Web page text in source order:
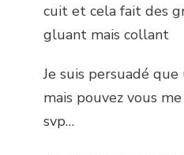
cuit et cela fait des
gluant mais collant
Je suis persuadé
mais pouvez vous
svp…